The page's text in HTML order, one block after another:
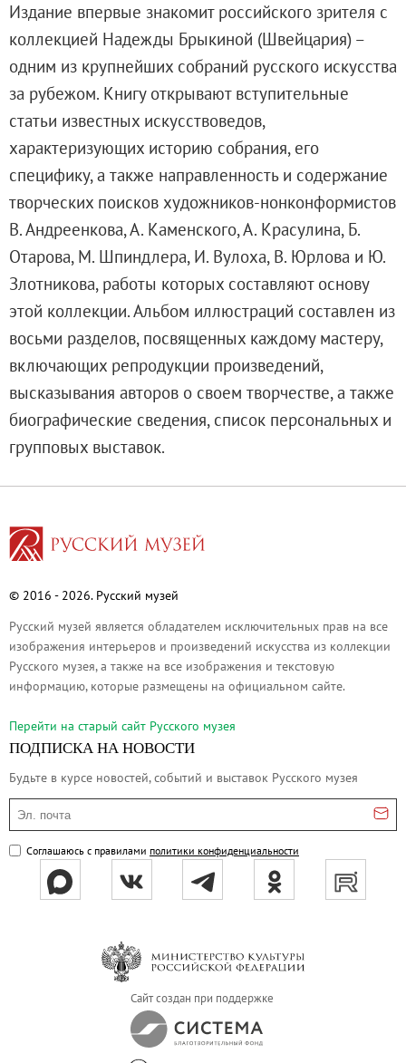
Лекции и абонементы
Лекторий
Лекции
Абонементы
Доступный музей
Программы и мероприятия
Социально-культурные проекты
Для СМИ
О Музее
О музее
Генеральный директор
Дирекция
Дворцы и сады
Михайловский дворец
Корпус Бенуа
Михайловский (Инженерный) замок
Мраморный дворец
Строгановский дворец
Летний дворец Петра I
Михайловский сад
Западный павильон Михайловского
Восточный павильон Михайловского
Филиал в Кемерово
Клуб Друзей Русского музея
Партнеры и спонсоры
Культурно-просветительские и
Ассоциация художественных музеев
Уставные документы
Закупки
Результаты проведения специальной
Противодействие терроризму
Противодействие коррупции
Страницы памяти
Древнерусское искусство
Издание впервые знакомит российского зрителя с
коллекцией Надежды Брыкиной (Швейцария) –
одним из крупнейших собраний русского искусства
за рубежом. Книгу открывают вступительные
статьи известных искусствоведов,
характеризующих историю собрания, его
специфику, а также направленность и содержание
творческих поисков художников-нонконформистов
В. Андреенкова, А. Каменского, А. Красулина, Б.
Отарова, М. Шпиндлера, И. Вулоха, В. Юрлова и Ю.
Злотникова, работы которых составляют основу
этой коллекции. Альбом иллюстраций составлен из
восьми разделов, посвященных каждому мастеру,
включающих репродукции произведений,
высказывания авторов о своем творчестве, а также
биографические сведения, список персональных и
групповых выставок.
© 2016 - 2026. Русский музей
Русский музей является обладателем исключительных прав на все
изображения интерьеров и произведений искусства из коллекции
Русского музея, а также на все изображения и текстовую
информацию, которые размещены на официальном сайте.
Перейти на cтарый сайт Русского музея
ПОДПИСКА НА НОВОСТИ
Будьте в курсе новостей, событий и выставок Русского музея
Эл. почта
Соглашаюсь с правилами политики конфиденциальности
Сайт создан при поддержке